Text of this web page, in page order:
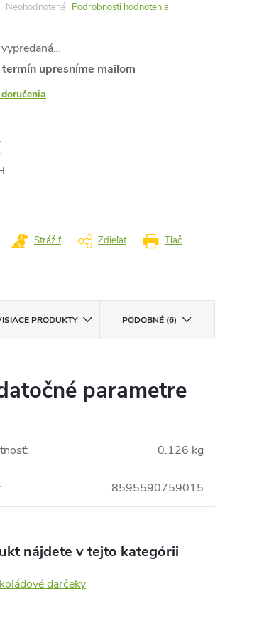
Neohodnotené Podrobnosti hodnotenia
upresníme mailom
Tlač
Strážiť Zdieľať
PRODUKTY PODOBNÉ (6)
parametre
: 0.126 kg
: 8595590759015
nájdete v tejto kategórii
darčeky